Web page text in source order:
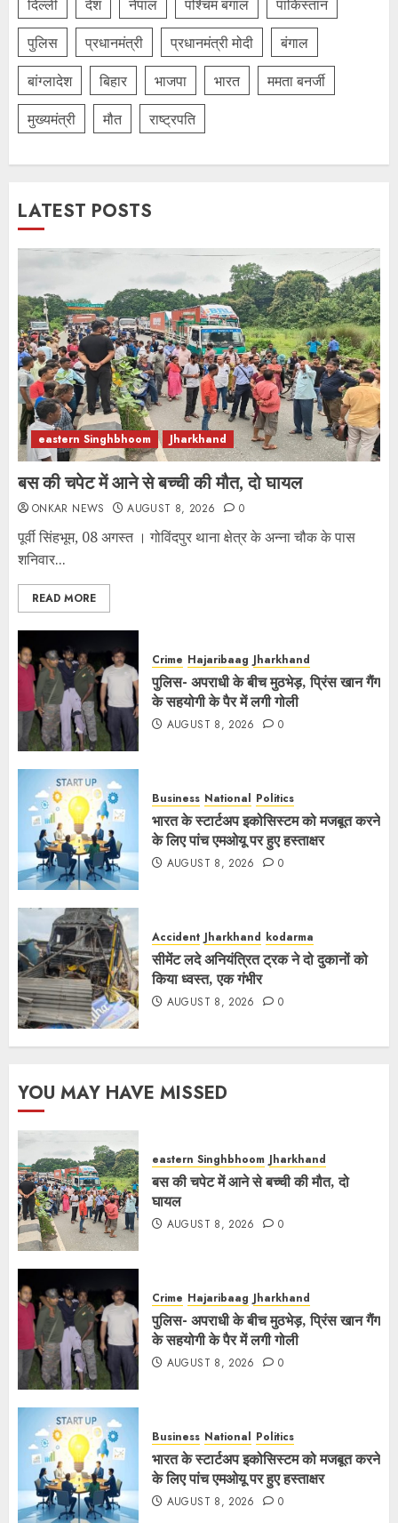
दिल्‍ली देश नेपाल पश्चिम बंगाल
पाकिस्तान
पुलिस
प्रधानमंत्री प्रधानमंत्री मोदी
बंगाल
बांग्लादेश
बिहार भाजपा भारत
ममता बनर्जी
मुख्यमंत्री
मौत राष्ट्रपति
LATEST POSTS
eastern Singhbhoom Jharkhand
बस की चपेट में आने से बच्ची की मौत, दो घायल
ONKAR NEWS AUGUST 8, 2026 0
पूर्वी सिंहभूम, 08 अगस्त । गोविंदपुर थाना क्षेत्र के अन्ना चौक के पास
शनिवार...
READ MORE
Crime Hajaribaag Jharkhand
पुलिस- अपराधी के बीच मुठभेड़, प्रिंस खान गैंग
के सहयोगी के पैर में लगी गोली
AUGUST 8, 2026 0
Business National Politics
भारत के स्टार्टअप इकोसिस्टम को मजबूत करने
के लिए पांच एमओयू पर हुए हस्ताक्षर
AUGUST 8, 2026 0
Accident Jharkhand kodarma
सीमेंट लदे अनियंत्रित ट्रक ने दो दुकानों को
किया ध्वस्त, एक गंभीर
AUGUST 8, 2026 0
YOU MAY HAVE MISSED
eastern Singhbhoom Jharkhand
बस की चपेट में आने से बच्ची की मौत, दो
घायल
AUGUST 8, 2026 0
Crime Hajaribaag Jharkhand
पुलिस- अपराधी के बीच मुठभेड़, प्रिंस खान गैंग
के सहयोगी के पैर में लगी गोली
AUGUST 8, 2026 0
Business National Politics
भारत के स्टार्टअप इकोसिस्टम को मजबूत करने
के लिए पांच एमओयू पर हुए हस्ताक्षर
AUGUST 8, 2026 0